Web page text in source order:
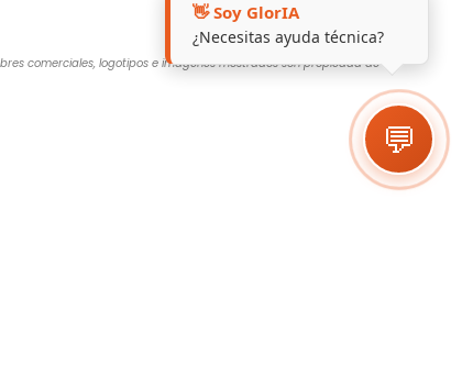
👋 Soy GlorIA
¿Necesitas ayuda técnica?
💬
comerciales, logotipos e imágenes mostrados son propiedad de sus